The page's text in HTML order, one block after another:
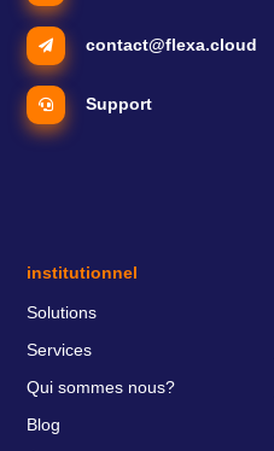
contact@flexa.cloud
Support
institutionnel
Solutions
Services
Qui sommes nous?
Blog